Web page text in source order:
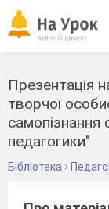
Презентація
творчої
педагогики"
Бібліотека